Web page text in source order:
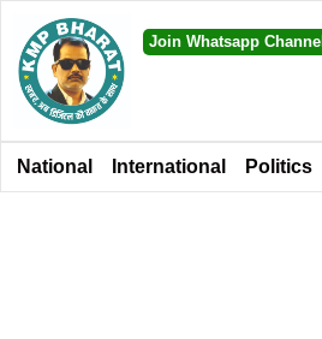
Join Whatsapp Channel
National International Politics